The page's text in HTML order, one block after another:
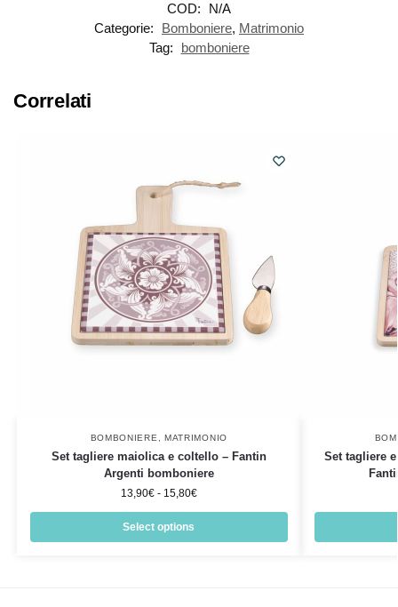
COD:
N/A
Categorie:
Bomboniere, Matrimonio
Tag:
bomboniere
Correlati
BOMBONIERE, MATRIMONIO
Set tagliere maiolica e coltello – Fantin
Argenti bomboniere
13,90€ - 15,80€
Select options
Set tagliere